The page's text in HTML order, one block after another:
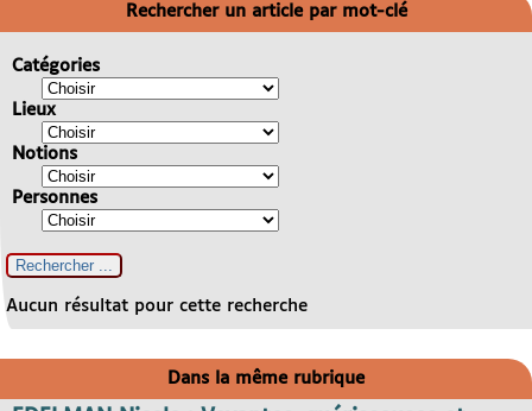
Rechercher un article par mot-clé
Catégories
Lieux
Notions
Personnes
Aucun résultat pour cette recherche
Dans la même rubrique